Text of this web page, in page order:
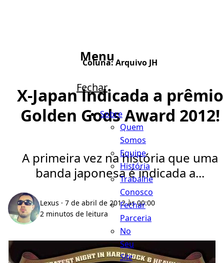
Menu
Fechar
Sobre
Quem
Somos
Equipe
História
Trabalhe
Conosco
Fechar
Parceria
No
Seu
Site
Coluna:Arquivo JH
X-Japan indicada a prêmio
Golden Gods Award 2012!
A primeira vez na história que uma
banda japonesa é indicada a...
Lexus · 7 de abril de 2012 às 00:00
2 minutos de leitura